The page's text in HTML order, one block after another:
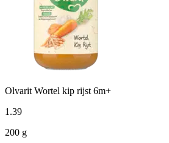
Olvarit Wortel kip rijst 6m+
1 .39
200 g